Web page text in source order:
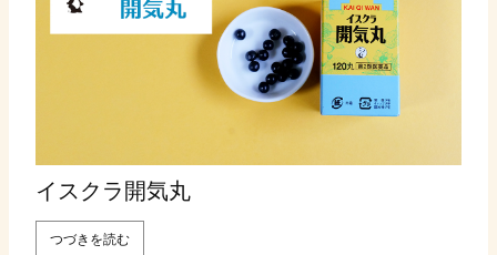
イスクラ開気丸
つづきを読む